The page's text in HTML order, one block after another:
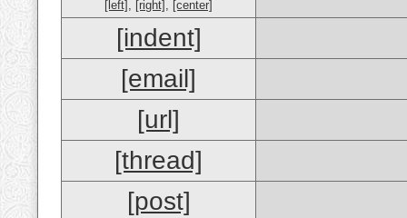
[left] , [right] , [center]
[indent]
[email]
[url]
[thread]
[post]